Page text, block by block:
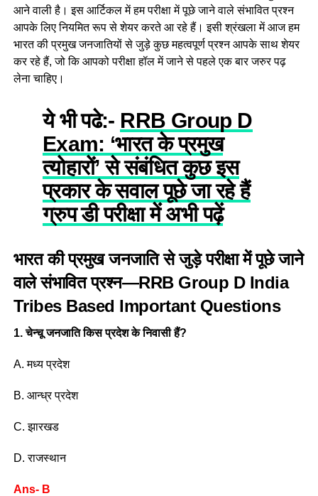
आने वाली है। इस आर्टिकल में हम परीक्षा में पूछे जाने वाले संभावित प्रश्न
आपके लिए नियमित रूप से शेयर करते आ रहे हैं। इसी श्रंखला में आज हम
भारत की प्रमुख जनजातियों से जुड़े कुछ महत्वपूर्ण प्रश्न आपके साथ शेयर
कर रहे हैं, जो कि आपको परीक्षा हॉल में जाने से पहले एक बार जरुर पढ़
लेना चाहिए।
ये भी पढे:- RRB Group D
Exam: ‘भारत के प्रमुख
त्योहारों’ से संबंधित कुछ इस
प्रकार के सवाल पूछे जा रहे हैं
ग्रुप डी परीक्षा में अभी पढ़ें
भारत की प्रमुख जनजाति से जुड़े परीक्षा में पूछे जाने
वाले संभावित प्रश्न—RRB Group D India
Tribes Based Important Questions
1. चेन्चू जनजाति किस प्रदेश के निवासी हैं?
A. मध्य प्रदेश
B. आन्ध्र प्रदेश
C. झारखड
D. राजस्थान
Ans- B